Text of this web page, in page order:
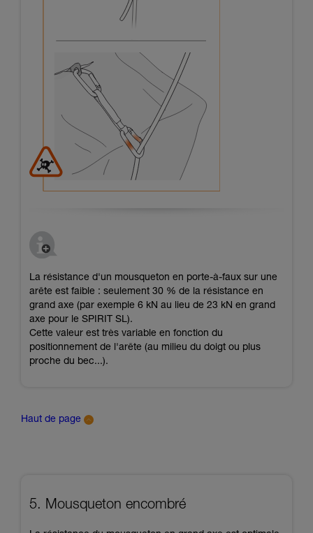
La résistance d'un mousqueton en porte-à-faux sur une
arête est faible : seulement 30 % de la résistance en
grand axe (par exemple 6 kN au lieu de 23 kN en grand
axe pour le SPIRIT SL).
Cette valeur est très variable en fonction du
positionnement de l'arête (au milieu du doigt ou plus
proche du bec...).
Haut de page
5. Mousqueton encombré